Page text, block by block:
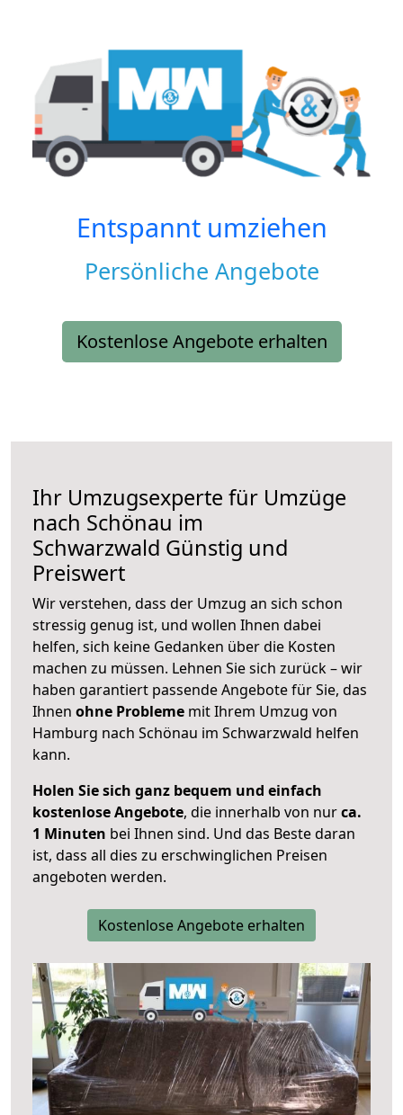
Entspannt umziehen
Persönliche Angebote
Kostenlose Angebote erhalten
Ihr Umzugsexperte für Umzüge
nach Schönau im
Schwarzwald Günstig und
Preiswert
Wir verstehen, dass der Umzug an sich schon
stressig genug ist, und wollen Ihnen dabei
helfen, sich keine Gedanken über die Kosten
machen zu müssen. Lehnen Sie sich zurück – wir
haben garantiert passende Angebote für Sie, das
Ihnen ohne Probleme mit Ihrem Umzug von
Hamburg nach Schönau im Schwarzwald helfen
kann.
Holen Sie sich ganz bequem und einfach
kostenlose Angebote, die innerhalb von nurca.
1 Minuten bei Ihnen sind. Und das Beste daran
ist, dass all dies zu erschwinglichen Preisen
angeboten werden.
Kostenlose Angebote erhalten